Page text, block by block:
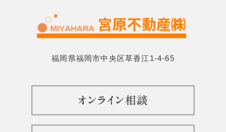
福岡県福岡市中央区草香江1-4-65